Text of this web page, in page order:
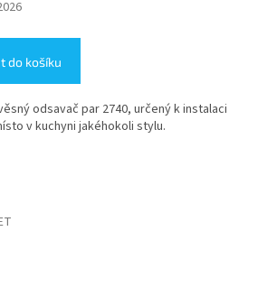
do košíku
odsavač par 2740, určený k instalaci
v kuchyni jakéhokoli stylu.